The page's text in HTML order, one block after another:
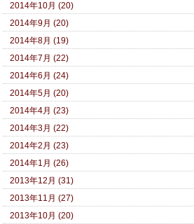
2014年10月 (20)
2014年9月 (20)
2014年8月 (19)
2014年7月 (22)
2014年6月 (24)
2014年5月 (20)
2014年4月 (23)
2014年3月 (22)
2014年2月 (23)
2014年1月 (26)
2013年12月 (31)
2013年11月 (27)
2013年10月 (20)